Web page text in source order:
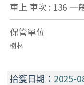
車上 車次 : 136一
保管單位
樹林
拾獲日期： 2025-